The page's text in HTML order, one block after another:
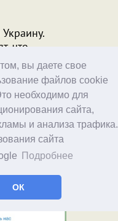
вы даете свое
файлов cookie
необходимо для
сайта,
и анализа трафика.
сайта
Подробнее
ОК
что
погода была